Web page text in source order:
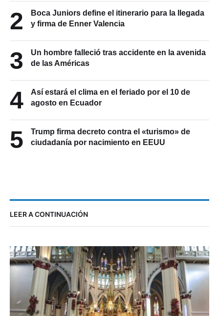
2
Boca Juniors define el itinerario para la llegada
y firma de Enner Valencia
3
Un hombre falleció tras accidente en la avenida
de las Américas
4
Así estará el clima en el feriado por el 10 de
agosto en Ecuador
5
Trump firma decreto contra el «turismo» de
ciudadanía por nacimiento en EEUU
LEER A CONTINUACIÓN